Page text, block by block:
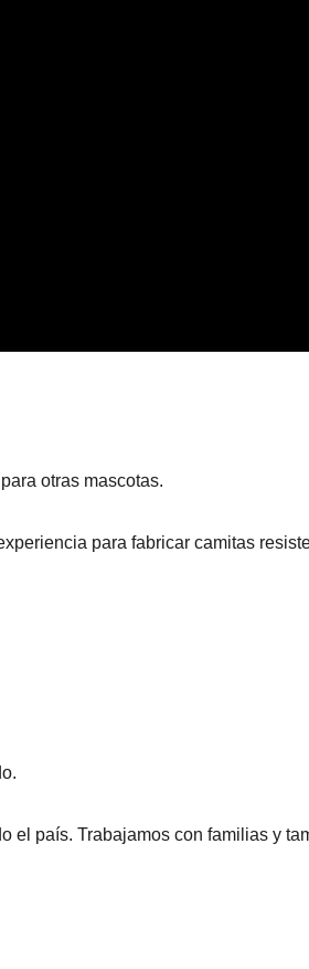
otras mascotas.
para fabricar camitas
el país. Trabajamos con familias y